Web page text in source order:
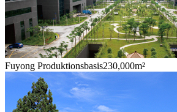
Fuyong Produktionsbasis230,000m²